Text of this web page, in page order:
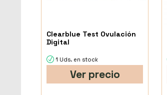
Clearblue Test Ovulación
Digital
1 Uds. en stock
Ver precio